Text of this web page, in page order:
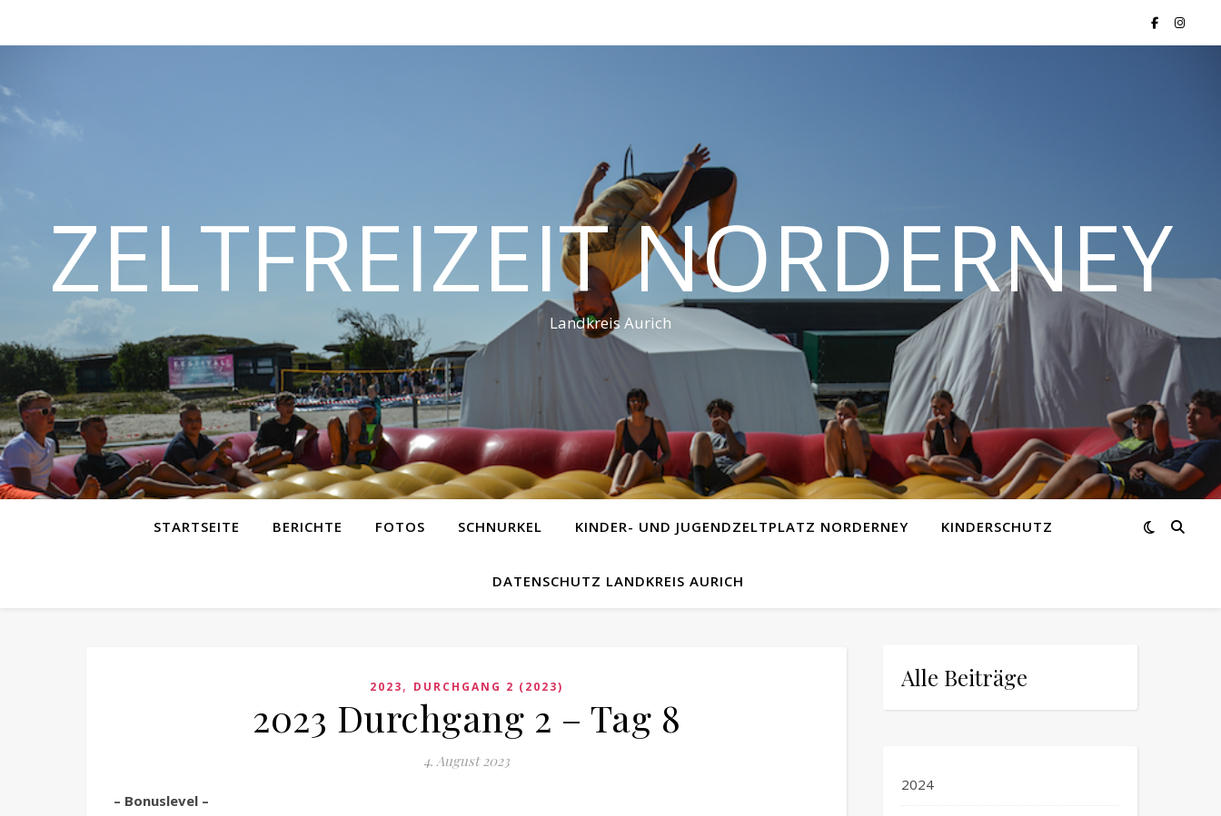
ZELTFREIZEIT NORDERNEY
Landkreis Aurich
STARTSEITE BERICHTE FOTOS SCHNURKEL KINDER- UND JUGENDZELTPLATZ NORDERNEY KINDERSCHUTZ
DATENSCHUTZ LANDKREIS AURICH
2023, DURCHGANG 2 (2023)
2023 Durchgang 2 – Tag 8
4. August 2023
– Bonuslevel –
Alle Beiträge
2024